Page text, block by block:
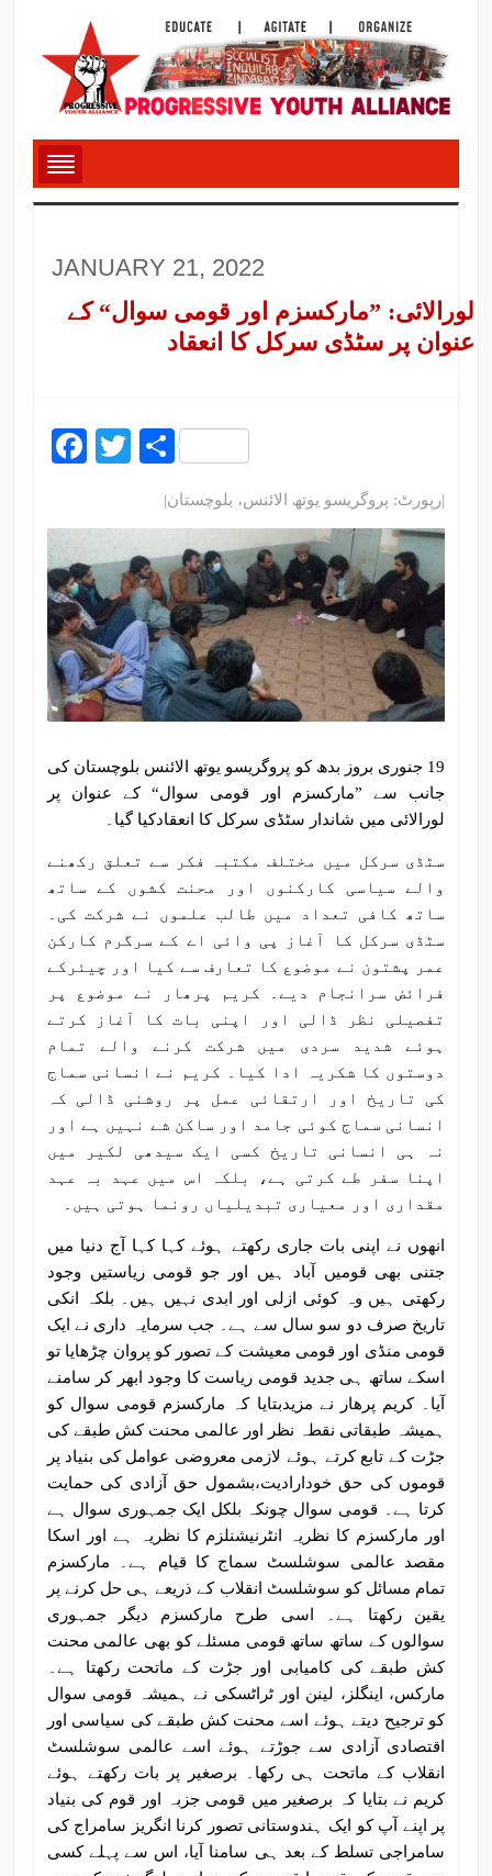
JANUARY 21, 2022
لورالائی: ”مارکسزم اور قومی سوال“ کے
عنوان پر سٹڈی سرکل کا انعقاد
Facebook
Twitter
Share
|رپورٹ: پروگریسو یوتھ الائنس، بلوچستان|
19 جنوری بروز بدھ کو پروگریسو یوتھ الائنس بلوچستان کی
جانب سے ”مارکسزم اور قومی سوال“ کے عنوان پر
لورالائی میں شاندار سٹڈی سرکل کا انعقادکیا گیا۔
سٹڈی سرکل میں مختلف مکتبہ فکر سے تعلق رکھنے
والے سیاسی کارکنوں اور محنت کشوں کے ساتھ
ساتھ کافی تعداد میں طالب علموں نے شرکت کی۔
سٹڈی سرکل کا آغاز پی وائی اے کے سرگرم کارکن
عمر پشتون نے موضوع کا تعارف سے کیا اور چیئرکے
فرائض سرانجام دیے۔ کریم پرھار نے موضوع پر
تفصیلی نظر ڈالی اور اپنی بات کا آغاز کرتے
ہوئے شدید سردی میں شرکت کرنے والے تمام
دوستوں کا شکریہ ادا کیا۔ کریم نے انسانی سماج
کی تاریخ اور ارتقائی عمل پر روشنی ڈالی کہ
انسانی سماج کوئی جامد اور ساکن شے نہیں ہے اور
نہ ہی انسانی تاریخ کسی ایک سیدھی لکیر میں
اپنا سفر طے کرتی ہے، بلکہ اس میں عہد بہ عہد
مقداری اور معیاری تبدیلیاں رونما ہوتی ہیں۔
انھوں نے اپنی بات جاری رکھتے ہوئے کہا کہا آج دنیا میں
جتنی بھی قومیں آباد ہیں اور جو قومی ریاستیں وجود
رکھتی ہیں وہ کوئی ازلی اور ابدی نہیں ہیں۔ بلکہ انکی
تاریخ صرف دو سو سال سے ہے۔ جب سرمایہ داری نے ایک
قومی منڈی اور قومی معیشت کے تصور کو پروان چڑھایا تو
اسکے ساتھ ہی جدید قومی ریاست کا وجود ابھر کر سامنے
آیا۔ کریم پرھار نے مزیدبتایا کہ مارکسزم قومی سوال کو
ہمیشہ طبقاتی نقطہ نظر اور عالمی محنت کش طبقے کی
جڑت کے تابع کرتے ہوئے لازمی معروضی عوامل کی بنیاد پر
قوموں کی حق خودارادیت،بشمول حق آزادی کی حمایت
کرتا ہے۔ قومی سوال چونکہ بلکل ایک جمہوری سوال ہے
اور مارکسزم کا نظریہ انٹرنیشنلزم کا نظریہ ہے اور اسکا
مقصد عالمی سوشلسٹ سماج کا قیام ہے۔ مارکسزم
تمام مسائل کو سوشلسٹ انقلاب کے ذریعے ہی حل کرنے پر
یقین رکھتا ہے۔ اسی طرح مارکسزم دیگر جمہوری
سوالوں کے ساتھ ساتھ قومی مسئلے کو بھی عالمی محنت
کش طبقے کی کامیابی اور جڑت کے ماتحت رکھتا ہے۔
مارکس، اینگلز، لینن اور ٹراٹسکی نے ہمیشہ قومی سوال
کو ترجیح دیتے ہوئے اسے محنت کش طبقے کی سیاسی اور
اقتصادی آزادی سے جوڑتے ہوئے اسے عالمی سوشلسٹ
انقلاب کے ماتحت ہی رکھا۔ برصغیر پر بات رکھتے ہوئے
کریم نے بتایا کہ برصغیر میں قومی جزبہ اور قوم کی بنیاد
پر اپنے آپ کو ایک ہندوستانی تصور کرنا انگریز سامراج کی
سامراجی تسلط کے بعد ہی سامنا آیا، اس سے پہلے کسی